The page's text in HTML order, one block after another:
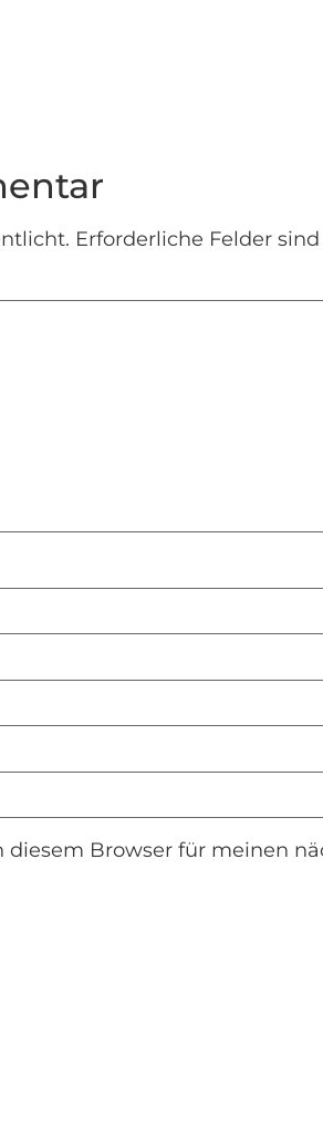
Erforderliche Felder
diesem Browser für meinen